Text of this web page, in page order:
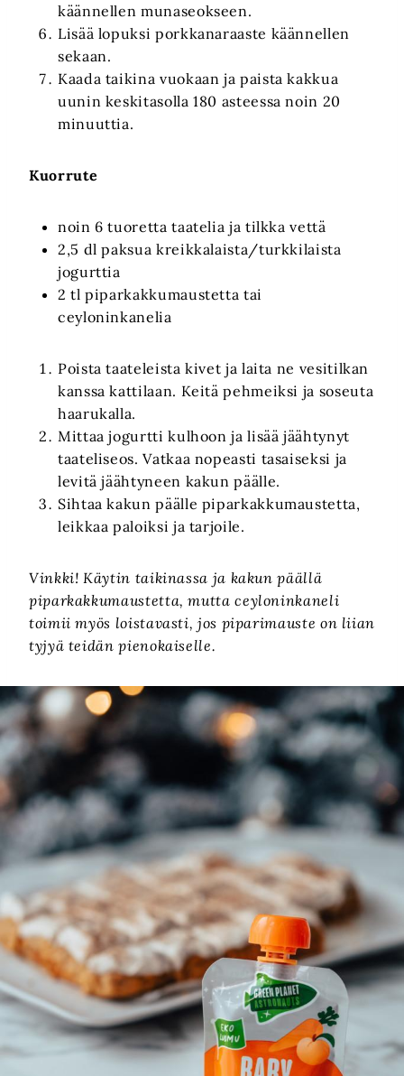
käännellen munaseokseen.
Lisää lopuksi porkkanaraaste käännellen
sekaan.
Kaada taikina vuokaan ja paista kakkua
uunin keskitasolla 180 asteessa noin 20
minuuttia.
Kuorrute
noin 6 tuoretta taatelia ja tilkka vettä
2,5 dl paksua kreikkalaista/turkkilaista
jogurttia
2 tl piparkakkumaustetta tai
ceyloninkanelia
Poista taateleista kivet ja laita ne vesitilkan
kanssa kattilaan. Keitä pehmeiksi ja soseuta
haarukalla.
Mittaa jogurtti kulhoon ja lisää jäähtynyt
taateliseos. Vatkaa nopeasti tasaiseksi ja
levitä jäähtyneen kakun päälle.
Sihtaa kakun päälle piparkakkumaustetta,
leikkaa paloiksi ja tarjoile.
Vinkki! Käytin taikinassa ja kakun päällä
piparkakkumaustetta, mutta ceyloninkaneli
toimii myös loistavasti, jos piparimauste on liian
tyjyä teidän pienokaiselle.